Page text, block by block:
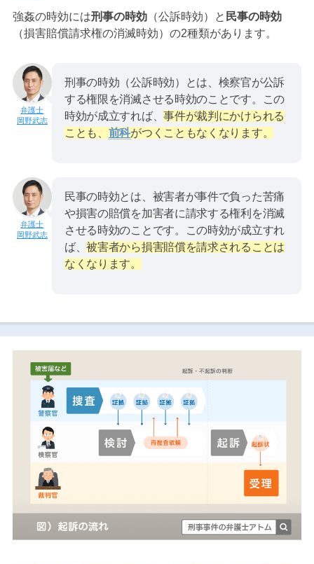
強姦の時効には刑事の時効（公訴時効）と 民事の時効
（損害賠償請求権の消滅時効）の2種類があります。
岡野武志
刑事の時効（公訴時効）とは、検察官が公訴
する権限を消滅させる時効のことです。この
時効が成立すれば、事件が裁判にかけられる
ことも、 前科がつくこともなくなります。
岡野武志
民事の時効とは、被害者が事件で負った苦痛
や損害の賠償を加害者に請求する権利を消滅
させる時効のことです。この時効が成立すれ
ば、被害者から損害賠償を請求されることは
なくなります。